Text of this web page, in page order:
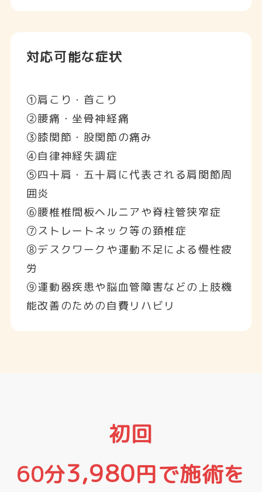
対応可能な症状
①肩こり・首こり
②腰痛・坐骨神経痛
③膝関節・股関節の痛み
④自律神経失調症
⑤四十肩・五十肩に代表される肩関節周
囲炎
⑥腰椎椎間板ヘルニアや脊柱管狭窄症
⑦ストレートネック等の頚椎症
⑧デスクワークや運動不足による慢性疲
労
⑨運動器疾患や脳血管障害などの上肢機
能改善のための自費リハビリ
初回
60分3,980円で施術を